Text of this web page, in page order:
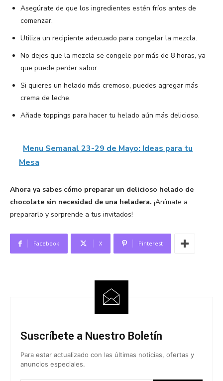
Asegúrate de que los ingredientes estén fríos antes de
comenzar.
Utiliza un recipiente adecuado para congelar la mezcla.
No dejes que la mezcla se congele por más de 8 horas, ya
que puede perder sabor.
Si quieres un helado más cremoso, puedes agregar más
crema de leche.
Añade toppings para hacer tu helado aún más delicioso.
Menu Semanal 23-29 de Mayo: Ideas para tu
Mesa
Ahora ya sabes cómo preparar un delicioso helado de
chocolate sin necesidad de una heladera. ¡Anímate a
prepararlo y sorprende a tus invitados!
Facebook X Pinterest
Suscríbete a Nuestro Boletín
Para estar actualizado con las últimas noticias, ofertas y
anuncios especiales.